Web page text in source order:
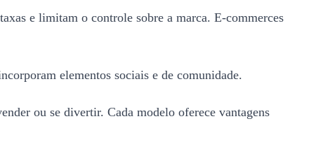
e limitam o controle sobre a marca. E-commerces
elementos sociais e de comunidade.
ou se divertir. Cada modelo oferece vantagens